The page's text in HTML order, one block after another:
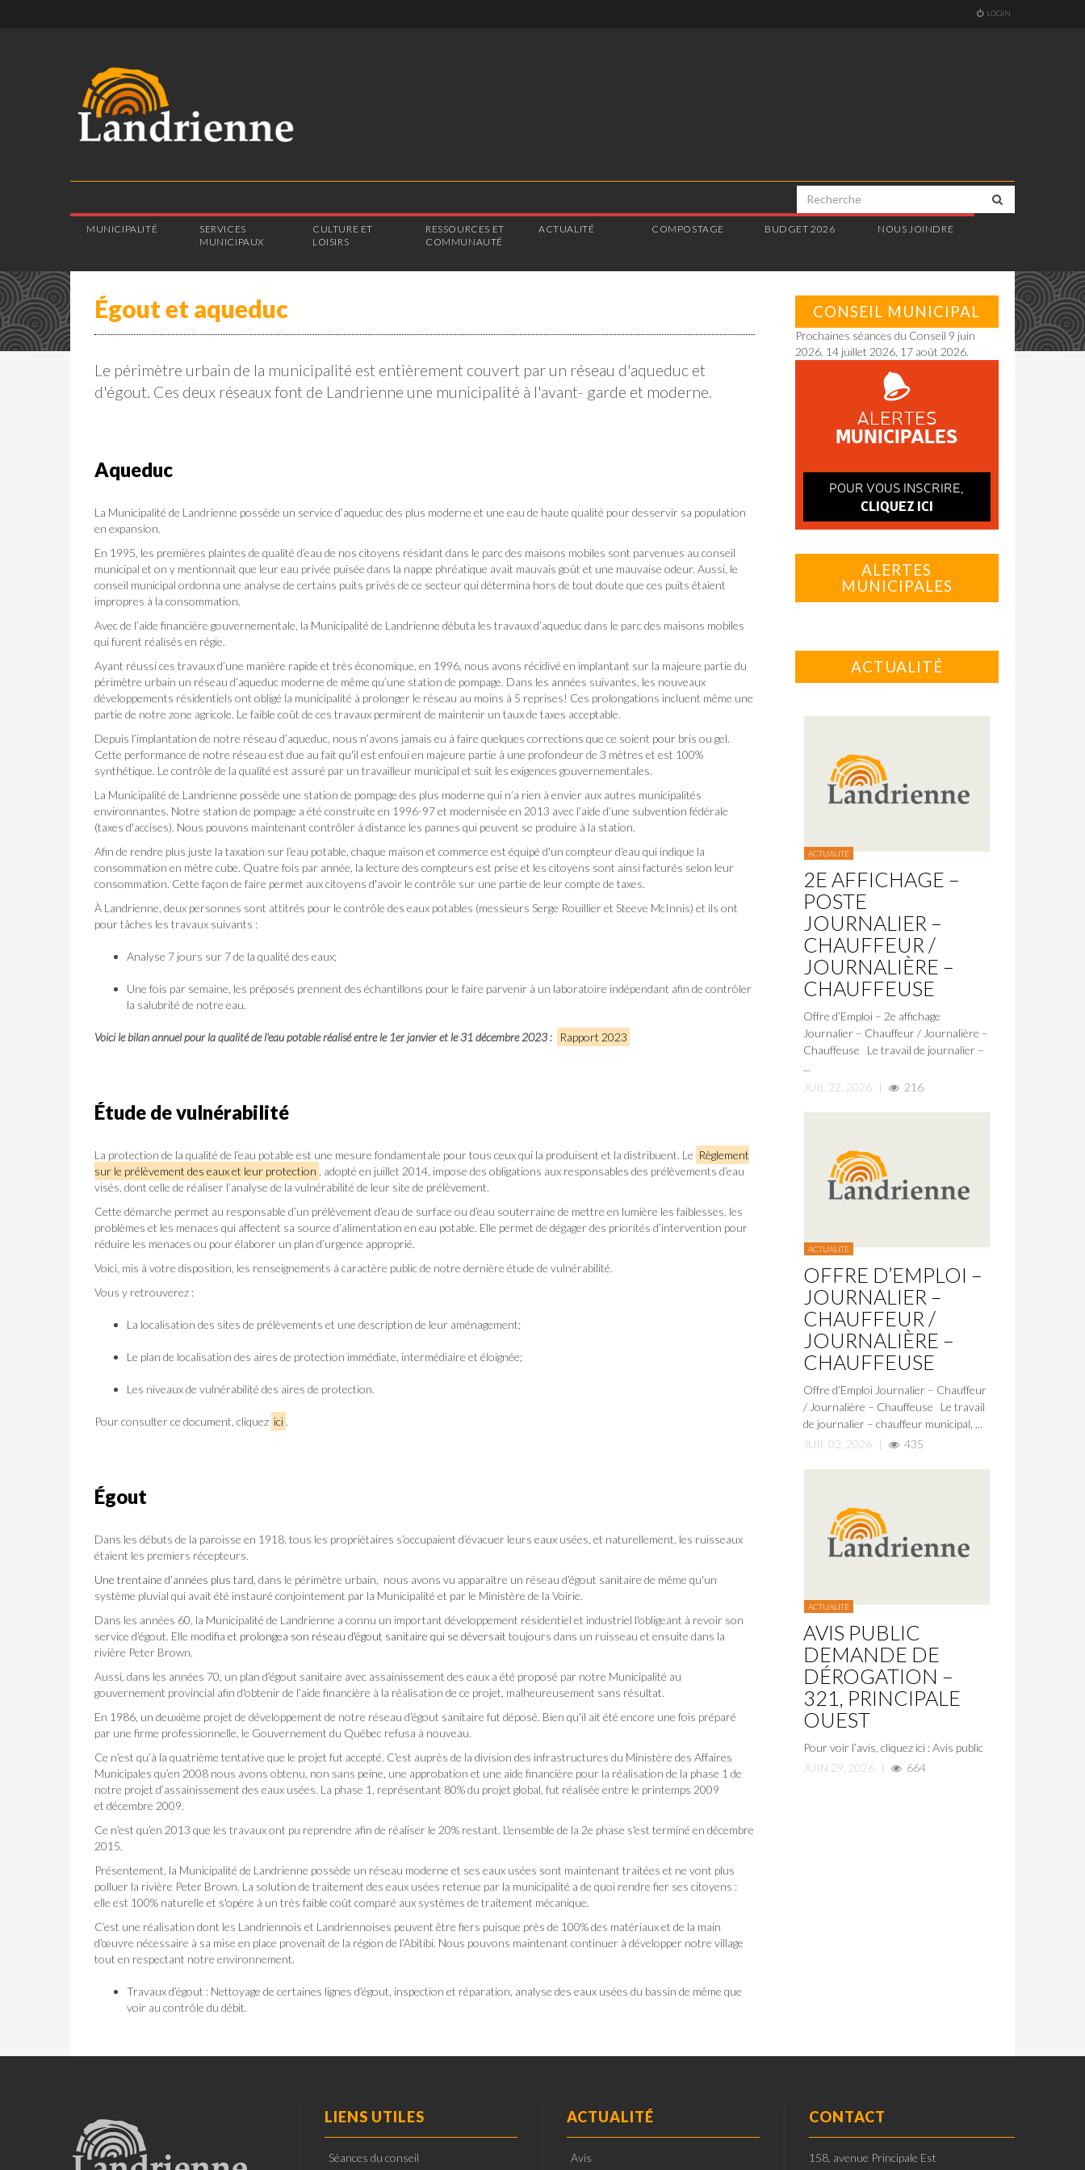
LOGIN
MUNICIPALITÉ
SERVICES
MUNICIPAUX
CULTURE ET
LOISIRS
RESSOURCES ET
COMMUNAUTÉ
ACTUALITÉ COMPOSTAGE BUDGET 2026 NOUS JOINDRE
Égout et aqueduc
Le périmètre urbain de la municipalité est entièrement couvert par un réseau d'aqueduc et
d'égout. Ces deux réseaux font de Landrienne une municipalité à l'avant- garde et moderne.
Aqueduc
La Municipalité de Landrienne possède un service d’aqueduc des plus moderne et une eau de haute qualité pour desservir sa population
en expansion.
En 1995, les premières plaintes de qualité d’eau de nos citoyens résidant dans le parc des maisons mobiles sont parvenues au conseil
municipal et on y mentionnait que leur eau privée puisée dans la nappe phréatique avait mauvais goût et une mauvaise odeur. Aussi, le
conseil municipal ordonna une analyse de certains puits privés de ce secteur qui détermina hors de tout doute que ces puits étaient
impropres à la consommation.
Avec de l’aide financière gouvernementale, la Municipalité de Landrienne débuta les travaux d’aqueduc dans le parc des maisons mobiles
qui furent réalisés en régie.
Ayant réussi ces travaux d’une manière rapide et très économique, en 1996, nous avons récidivé en implantant sur la majeure partie du
périmètre urbain un réseau d’aqueduc moderne de même qu’une station de pompage. Dans les années suivantes, les nouveaux
développements résidentiels ont obligé la municipalité à prolonger le réseau au moins à 5 reprises! Ces prolongations incluent même une
partie de notre zone agricole. Le faible coût de ces travaux permirent de maintenir un taux de taxes acceptable.
Depuis l’implantation de notre réseau d’aqueduc, nous n’avons jamais eu à faire quelques corrections que ce soient pour bris ou gel.
Cette performance de notre réseau est due au fait qu'il est enfoui en majeure partie à une profondeur de 3 mètres et est 100%
synthétique. Le contrôle de la qualité est assuré par un travailleur municipal et suit les exigences gouvernementales.
La Municipalité de Landrienne possède une station de pompage des plus moderne qui n’a rien à envier aux autres municipalités
environnantes. Notre station de pompage a été construite en 1996-97 et modernisée en 2013 avec l’aide d’une subvention fédérale
(taxes d'accises). Nous pouvons maintenant contrôler à distance les pannes qui peuvent se produire à la station.
Afin de rendre plus juste la taxation sur l’eau potable, chaque maison et commerce est équipé d'un compteur d’eau qui indique la
consommation en mètre cube. Quatre fois par année, la lecture des compteurs est prise et les citoyens sont ainsi facturés selon leur
consommation. Cette façon de faire permet aux citoyens d'avoir le contrôle sur une partie de leur compte de taxes.
À Landrienne, deux personnes sont attitrés pour le contrôle des eaux potables (messieurs Serge Rouillier et Steeve McInnis) et ils ont
pour tâches les travaux suivants :
Analyse 7 jours sur 7 de la qualité des eaux;
Une fois par semaine, les préposés prennent des échantillons pour le faire parvenir à un laboratoire indépendant afin de contrôler
la salubrité de notre eau.
Voici le bilan annuel pour la qualité de l'eau potable réalisé entre le 1er janvier et le 31 décembre 2023 : Rapport 2023
Étude de vulnérabilité
La protection de la qualité de l’eau potable est une mesure fondamentale pour tous ceux qui la produisent et la distribuent. Le Règlement
sur le prélèvement des eaux et leur protection
, adopté en juillet 2014, impose des obligations aux responsables des prélèvements d’eau
visés, dont celle de réaliser l’analyse de la vulnérabilité de leur site de prélèvement.
Cette démarche permet au responsable d’un prélèvement d’eau de surface ou d’eau souterraine de mettre en lumière les faiblesses, les
problèmes et les menaces qui affectent sa source d’alimentation en eau potable. Elle permet de dégager des priorités d’intervention pour
réduire les menaces ou pour élaborer un plan d’urgence approprié.
Voici, mis à votre disposition, les renseignements à caractère public de notre dernière étude de vulnérabilité.
Vous y retrouverez :
La localisation des sites de prélèvements et une description de leur aménagement;
Le plan de localisation des aires de protection immédiate, intermédiaire et éloignée;
Les niveaux de vulnérabilité des aires de protection.
Pour consulter ce document, cliquez ici .
Égout
Dans les débuts de la paroisse en 1918, tous les propriétaires s’occupaient d’évacuer leurs eaux usées, et naturellement, les ruisseaux
étaient les premiers récepteurs.
Une trentaine d’années plus tard, dans le périmètre urbain, nous avons vu apparaître un réseau d’égout sanitaire de même qu'un
système pluvial qui avait été instauré conjointement par la Municipalité et par le Ministère de la Voirie.
Dans les années 60, la Municipalité de Landrienne a connu un important développement résidentiel et industriel l'obligeant à revoir son
service d’égout. Elle modifia et prolongea son réseau d'égout sanitaire qui se déversait toujours dans un ruisseau et ensuite dans la
rivière Peter Brown.
Aussi, dans les années 70, un plan d’égout sanitaire avec assainissement des eaux a été proposé par notre Municipalité au
gouvernement provincial afin d'obtenir de l’aide financière à la réalisation de ce projet, malheureusement sans résultat.
En 1986, un deuxième projet de développement de notre réseau d’égout sanitaire fut déposé. Bien qu'il ait été encore une fois préparé
par une firme professionnelle, le Gouvernement du Québec refusa à nouveau.
Ce n’est qu’à la quatrième tentative que le projet fut accepté. C'est auprès de la division des infrastructures du Ministère des Affaires
Municipales qu’en 2008 nous avons obtenu, non sans peine, une approbation et une aide financière pour la réalisation de la phase 1 de
notre projet d’assainissement des eaux usées. La phase 1, représentant 80% du projet global, fut réalisée entre le printemps 2009
et décembre 2009.
Ce n’est qu’en 2013 que les travaux ont pu reprendre afin de réaliser le 20% restant. L'ensemble de la 2e phase s'est terminé en décembre
2015.
Présentement, la Municipalité de Landrienne possède un réseau moderne et ses eaux usées sont maintenant traitées et ne vont plus
polluer la rivière Peter Brown. La solution de traitement des eaux usées retenue par la municipalité a de quoi rendre fier ses citoyens :
elle est 100% naturelle et s'opère à un très faible coût comparé aux systèmes de traitement mécanique.
C’est une réalisation dont les Landriennois et Landriennoises peuvent être fiers puisque près de 100% des matériaux et de la main
d’œuvre nécessaire à sa mise en place provenait de la région de l’Abitibi. Nous pouvons maintenant continuer à développer notre village
tout en respectant notre environnement.
Travaux d’égout : Nettoyage de certaines lignes d’égout, inspection et réparation, analyse des eaux usées du bassin de même que
voir au contrôle du débit.
CONSEIL MUNICIPAL
Prochaines séances du Conseil 9 juin
2026, 14 juillet 2026, 17 août 2026.
ALERTES
MUNICIPALES
POUR VOUS INSCRIRE,
CLIQUEZ ICI
ALERTES
MUNICIPALES
ACTUALITÉ
ACTUALITÉ
2E AFFICHAGE –
POSTE
JOURNALIER –
CHAUFFEUR /
JOURNALIÈRE –
CHAUFFEUSE
Offre d’Emploi – 2e affichage
Journalier – Chauffeur / Journalière –
Chauffeuse Le travail de journalier –
...
JUIL 22, 2026
| 216
ACTUALITÉ
OFFRE D’EMPLOI –
JOURNALIER –
CHAUFFEUR /
JOURNALIÈRE –
CHAUFFEUSE
Offre d’Emploi Journalier – Chauffeur
/ Journalière – Chauffeuse Le travail
de journalier – chauffeur municipal, ...
JUIL 02, 2026
| 435
ACTUALITÉ
AVIS PUBLIC
DEMANDE DE
DÉROGATION –
321, PRINCIPALE
OUEST
Pour voir l’avis, cliquez ici : Avis public
JUIN 29, 2026
| 664
LIENS UTILES
Séances du conseil
ACTUALITÉ
Avis
CONTACT
158, avenue Principale Est